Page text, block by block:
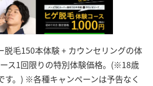
脱毛150本体験 + カウンセリングの体
ス1回限りの特別体験価格。(※18歳
す。) ※各種キャンペーンは予告なく